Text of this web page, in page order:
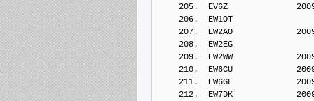
205.  EV6Z
206.  EW1OT
207.  EW2AO
208.  EW2EG
209.  EW2WW
210.  EW6CU
211.  EW6GF
212.  EW7DK